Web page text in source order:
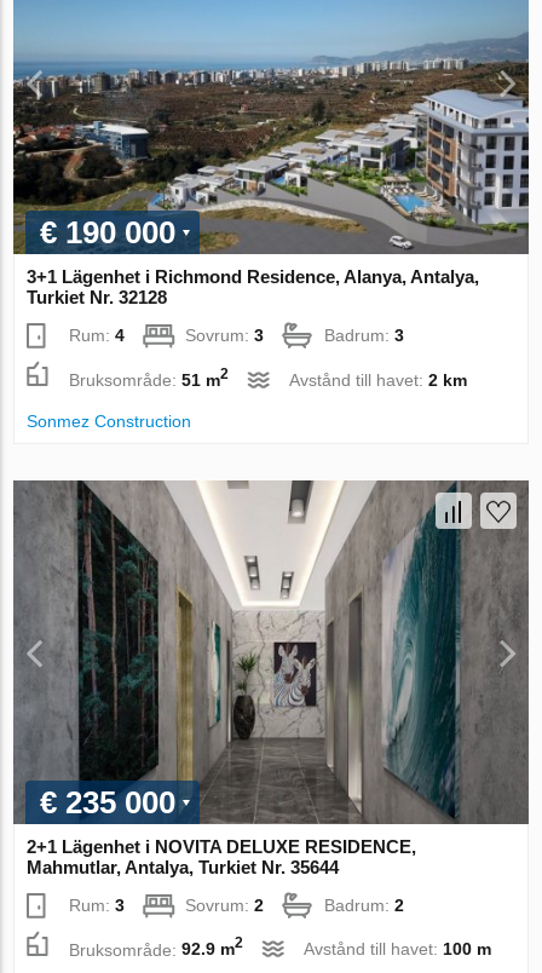
€ 190 000
3+1 Lägenhet i Richmond Residence, Alanya, Antalya,
Turkiet Nr. 32128
Rum:4 Sovrum:3 Badrum:3
Bruksområde:51 m2 Avstånd till havet:2 km
Sonmez Construction
€ 235 000
2+1 Lägenhet i NOVITA DELUXE RESIDENCE,
Mahmutlar, Antalya, Turkiet Nr. 35644
Rum:3 Sovrum:2 Badrum:2
Bruksområde:92.9 m2 Avstånd till havet: 100 m